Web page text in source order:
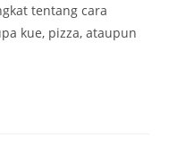
tentang cara
kue, pizza, ataupun